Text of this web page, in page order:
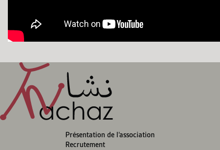
Présentation de l’association
Recrutement